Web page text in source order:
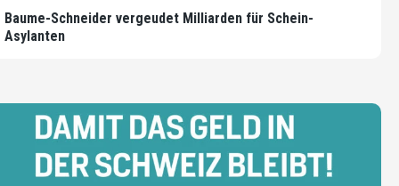
Baume-Schneider vergeudet Milliarden für Schein-
Asylanten